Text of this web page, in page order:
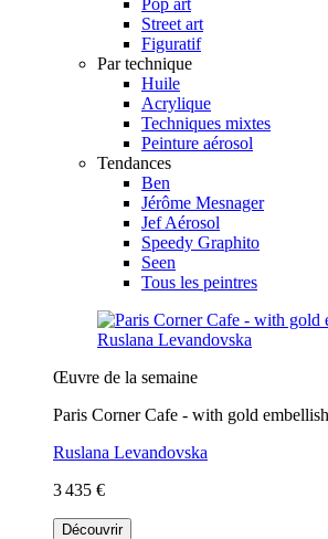
Street art
Figuratif
Par technique
Huile
Acrylique
Techniques mixtes
Peinture aérosol
Tendances
Ben
Jérôme Mesnager
Jef Aérosol
Speedy Graphito
Seen
Tous les peintres
Œuvre de la semaine
Paris Corner Cafe - with gold
Ruslana Levandovska
3 435 €
Découvrir